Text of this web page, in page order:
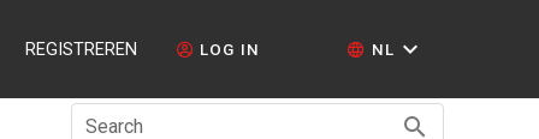
REGISTREREN LOG IN NL
Search